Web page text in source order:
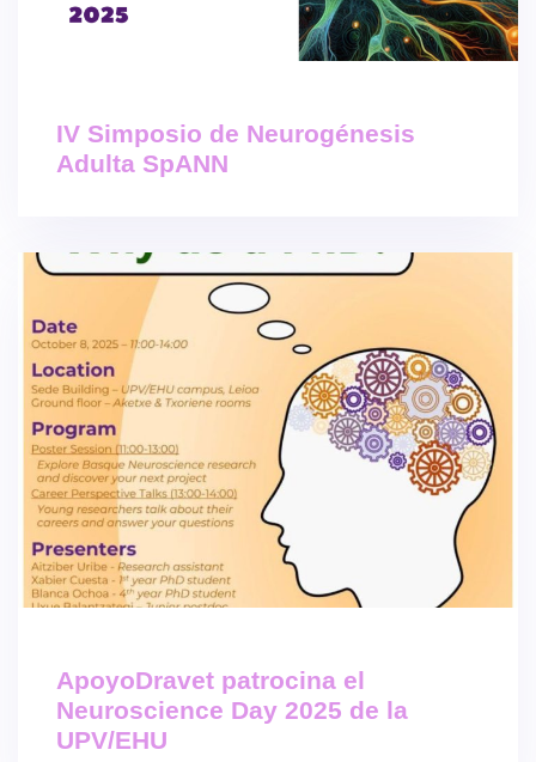
IV Simposio de Neurogénesis
Adulta SpANN
ApoyoDravet patrocina el
Neuroscience Day 2025 de la
UPV/EHU